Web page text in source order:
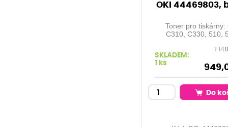
OKI 44469803,
Toner pro tiskárny:
C310, C330, 510,
Orientační kapacita:
stran při 5% pokrytí
black
SKLADEM:
1 ks
1
Do